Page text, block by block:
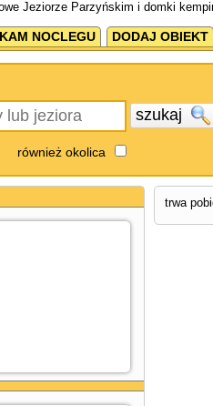
Jeziorze Parzyńskim i domki
NOCLEGU DODAJ OBIEKT
szukaj
również okolica
trwa